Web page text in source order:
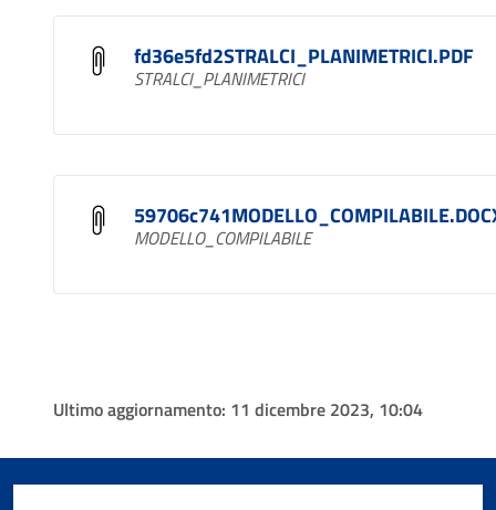
fd36e5fd2STRALCI_PLANIMETRICI.PDF
STRALCI_PLANIMETRICI
MODELLO_COMPILABILE
Ultimo aggiornamento: 11 dicembre 2023, 10:04